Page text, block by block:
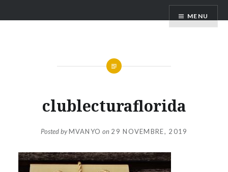
to Club Lectura Secundaria MENU
clublecturaflorida
Posted byMVANYO on 29 NOVEMBRE, 2019